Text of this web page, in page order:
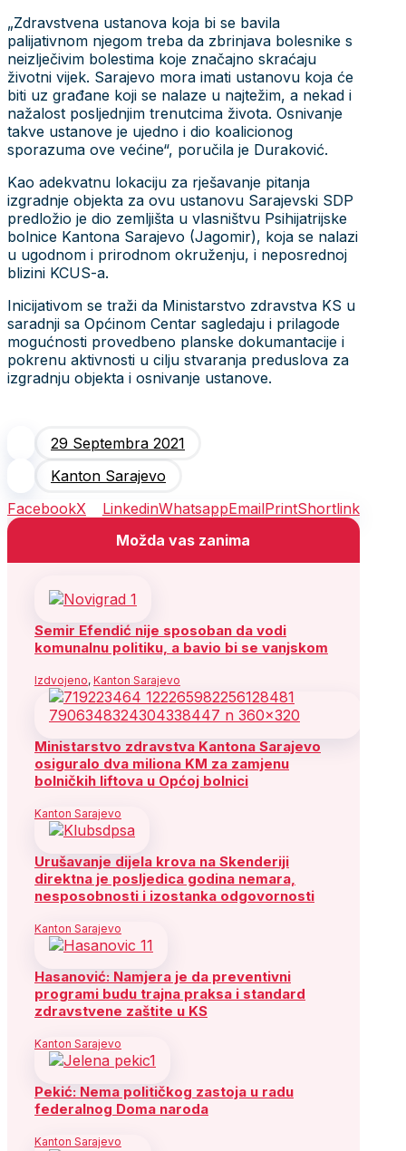
„Zdravstvena ustanova koja bi se bavila
palijativnom njegom treba da zbrinjava bolesnike s
neizlječivim bolestima koje značajno skraćaju
životni vijek. Sarajevo mora imati ustanovu koja će
biti uz građane koji se nalaze u najtežim, a nekad i
nažalost posljednjim trenutcima života. Osnivanje
takve ustanove je ujedno i dio koalicionog
sporazuma ove većine“, poručila je Duraković.
Kao adekvatnu lokaciju za rješavanje pitanja
izgradnje objekta za ovu ustanovu Sarajevski SDP
predložio je dio zemljišta u vlasništvu Psihijatrijske
bolnice Kantona Sarajevo (Jagomir), koja se nalazi
u ugodnom i prirodnom okruženju, i neposrednoj
blizini KCUS-a.
Inicijativom se traži da Ministarstvo zdravstva KS u
saradnji sa Općinom Centar sagledaju i prilagode
mogućnosti provedbeno planske dokumantacije i
pokrenu aktivnosti u cilju stvaranja preduslova za
izgradnju objekta i osnivanje ustanove.
29 Septembra 2021
Kanton Sarajevo
FacebookX LinkedinWhatsappEmailPrintShortlink
Možda vas zanima
Semir Efendić nije sposoban da vodi
komunalnu politiku, a bavio bi se vanjskom
Izdvojeno, Kanton Sarajevo
Ministarstvo zdravstva Kantona Sarajevo
osiguralo dva miliona KM za zamjenu
bolničkih liftova u Općoj bolnici
Kanton Sarajevo
Urušavanje dijela krova na Skenderiji
direktna je posljedica godina nemara,
nesposobnosti i izostanka odgovornosti
Kanton Sarajevo
Hasanović: Namjera je da preventivni
programi budu trajna praksa i standard
zdravstvene zaštite u KS
Kanton Sarajevo
Pekić: Nema političkog zastoja u radu
federalnog Doma naroda
Kanton Sarajevo